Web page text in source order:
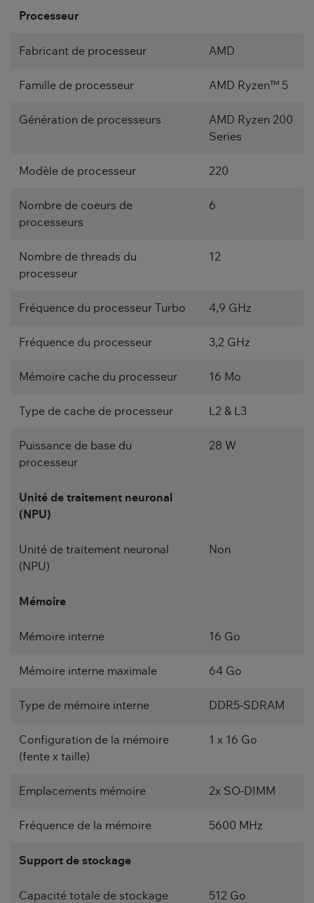
Processeur
Fabricant de processeur AMD
Famille de processeur AMD Ryzen™ 5
Génération de processeurs
AMD Ryzen 200
Series
Modèle de processeur 220
Nombre de coeurs de
processeurs
6
Nombre de threads du
processeur
12
Fréquence du processeur Turbo 4,9 GHz
Fréquence du processeur 3,2 GHz
Mémoire cache du processeur 16 Mo
Type de cache de processeur L2 & L3
Puissance de base du
processeur
28 W
Unité de traitement neuronal
(NPU)
Unité de traitement neuronal
(NPU)
Non
Mémoire
Mémoire interne 16 Go
Mémoire interne maximale 64 Go
Type de mémoire interne DDR5-SDRAM
Configuration de la mémoire
(fente x taille)
1 x 16 Go
Emplacements mémoire 2x SO-DIMM
Fréquence de la mémoire 5600 MHz
Support de stockage
Capacité totale de stockage 512 Go